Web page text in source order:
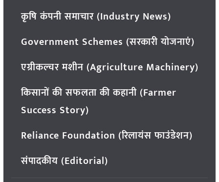
कृषि कंपनी समाचार (Industry News)
Government Schemes (सरकारी योजनाएं)
एग्रीकल्चर मशीन (Agriculture Machinery)
किसानों की सफलता की कहानी (Farmer
Success Story)
Reliance Foundation (रिलायंस फाउंडेशन)
संपादकीय (Editorial)